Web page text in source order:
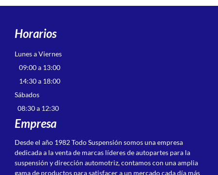
Horarios
Lunes a Viernes
09:00 a 13:00
14:30 a 18:00
Sábados
08:30 a 12:30
Empresa
Desde el año 1982 Todo Suspensión somos una empresa
dedicada a la venta de marcas líderes de autopartes para la
suspensión y dirección automotriz, contamos con una amplia
gama de productos para satisfacer a un mercado cada día más